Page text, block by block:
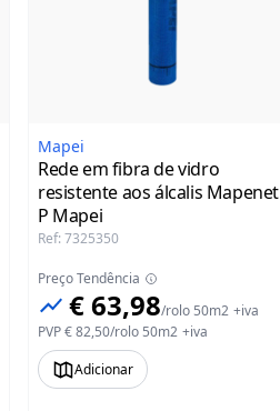
Mapei
Rede em fibra de vidro
resistente aos álcalis Mapenet
P Mapei
Ref: 7325350
Preço Tendência
€ 63,98/rolo 50m2 +iva
PVP€ 82,50/rolo 50m2 +iva
Adicionar